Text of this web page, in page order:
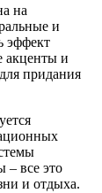
на
и
эффект
акценты и
придания
– все это
и отдыха.